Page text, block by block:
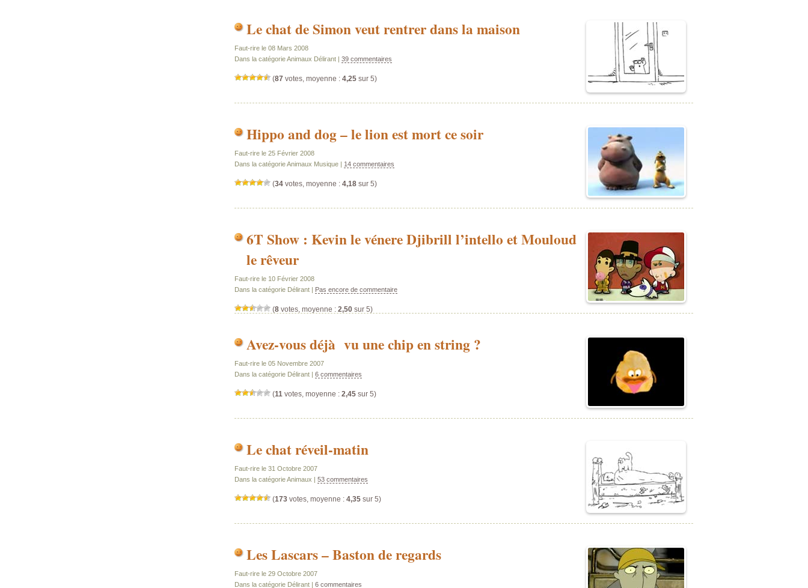
Le chat de Simon veut rentrer dans la maison
Faut-rire le 08 Mars 2008
Dans la catégorie Animaux Délirant | 39 commentaires
(87 votes, moyenne : 4,25sur 5)
Hippo and dog – le lion est mort ce soir
Faut-rire le 25 Février 2008
Dans la catégorie Animaux Musique | 14 commentaires
(34votes, moyenne : 4,18sur 5)
6T Show : Kevin le vénere Djibrill l’intello et Mouloud
le rêveur
Faut-rire le 10 Février 2008
Dans la catégorie Délirant | Pas encore de commentaire
(8votes, moyenne : 2,50sur 5)
Avez-vous déjà vu une chip en string ?
Faut-rire le 05 Novembre 2007
Dans la catégorie Délirant | 6 commentaires
(11votes, moyenne : 2,45sur 5)
Le chat réveil-matin
Faut-rire le 31 Octobre 2007
Dans la catégorie Animaux | 53 commentaires
(173votes, moyenne : 4,35sur 5)
Les Lascars – Baston de regards
Faut-rire le 29 Octobre 2007
Dans la catégorie Délirant | 6 commentaires